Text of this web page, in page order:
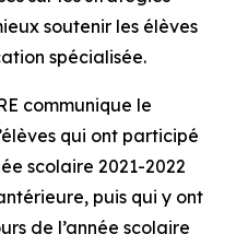
soutenir les élèves
spécialisée.
communique le
qui ont participé
scolaire 2021-2022
puis qui y ont
de l’année scolaire